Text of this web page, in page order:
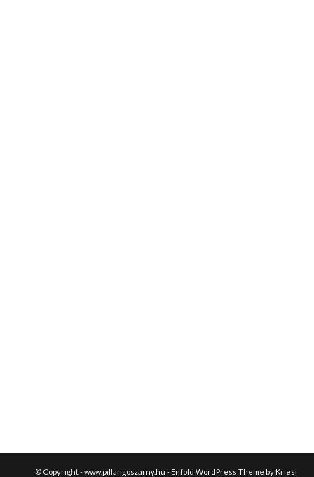
© Copyright -www.pillangoszarny.hu - Enfold WordPress Theme by Kriesi